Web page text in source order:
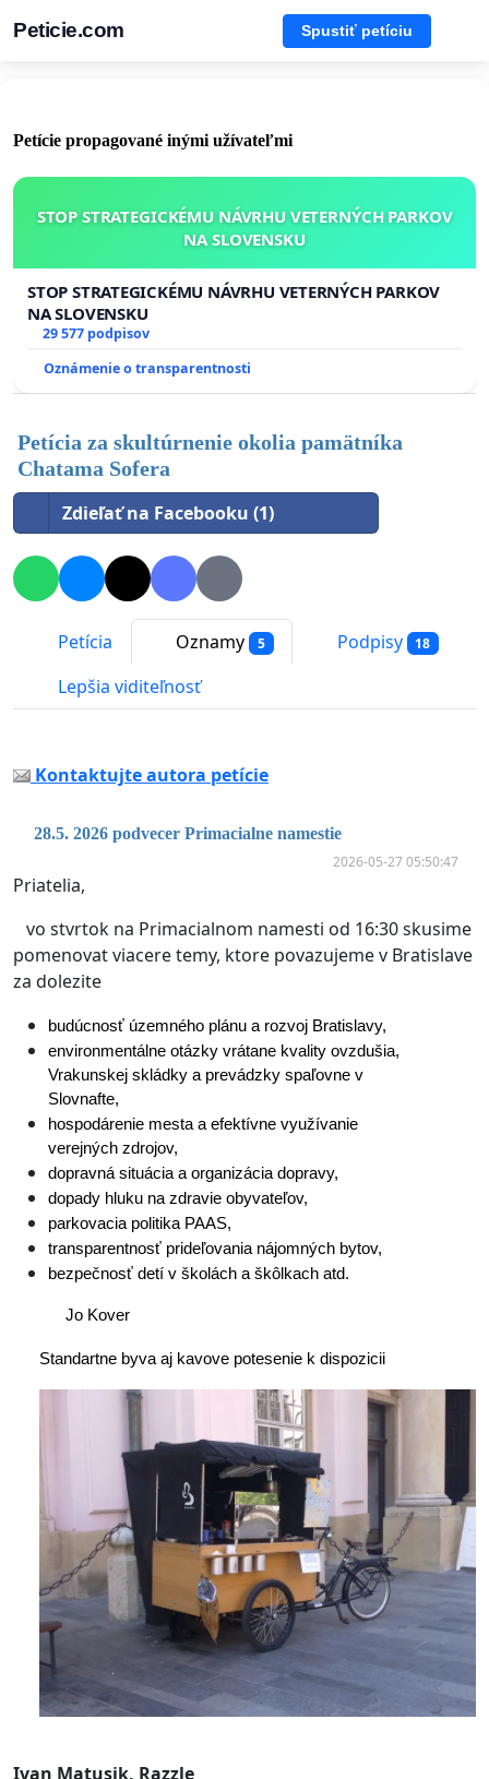
Peticie.com Spustiť petíciu
Petície propagované inými užívateľmi
STOP STRATEGICKÉMU NÁVRHU VETERNÝCH PARKOV
NA SLOVENSKU
STOP STRATEGICKÉMU NÁVRHU VETERNÝCH PARKOV
NA SLOVENSKU
29 577 podpisov
Oznámenie o transparentnosti
Petícia za skultúrnenie okolia pamätníka
Chatama Sofera
Zdieľať na Facebooku (1)
Petícia Oznamy 5 Podpisy 18
Lepšia viditeľnosť
Kontaktujte autora petície
28.5. 2026 podvecer Primacialne namestie
2026-05-27 05:50:47
Priatelia,
vo stvrtok na Primacialnom namesti od 16:30 skusime
pomenovat viacere temy, ktore povazujeme v Bratislave
za dolezite
budúcnosť územného plánu a rozvoj Bratislavy,
environmentálne otázky vrátane kvality ovzdušia,
Vrakunskej skládky a prevádzky spaľovne v
Slovnafte,
hospodárenie mesta a efektívne využívanie
verejných zdrojov,
dopravná situácia a organizácia dopravy,
dopady hluku na zdravie obyvateľov,
parkovacia politika PAAS,
transparentnosť prideľovania nájomných bytov,
bezpečnosť detí v školách a škôlkach atd.
Jo Kover
Standartne byva aj kavove potesenie k dispozicii
Ivan Matusik, Razzle